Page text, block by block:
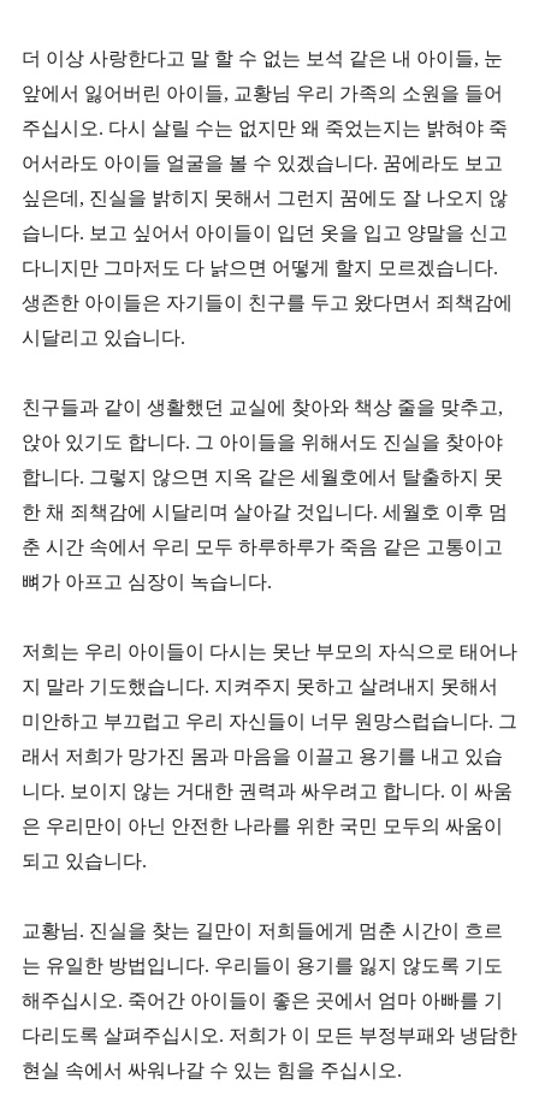
더 이상 사랑한다고 말 할 수 없는 보석 같은 내 아이들, 눈
앞에서 잃어버린 아이들, 교황님 우리 가족의 소원을 들어
주십시오. 다시 살릴 수는 없지만 왜 죽었는지는 밝혀야 죽
어서라도 아이들 얼굴을 볼 수 있겠습니다. 꿈에라도 보고
싶은데, 진실을 밝히지 못해서 그런지 꿈에도 잘 나오지 않
습니다. 보고 싶어서 아이들이 입던 옷을 입고 양말을 신고
다니지만 그마저도 다 낡으면 어떻게 할지 모르겠습니다.
생존한 아이들은 자기들이 친구를 두고 왔다면서 죄책감에
시달리고 있습니다.
친구들과 같이 생활했던 교실에 찾아와 책상 줄을 맞추고,
앉아 있기도 합니다. 그 아이들을 위해서도 진실을 찾아야
합니다. 그렇지 않으면 지옥 같은 세월호에서 탈출하지 못
한 채 죄책감에 시달리며 살아갈 것입니다. 세월호 이후 멈
춘 시간 속에서 우리 모두 하루하루가 죽음 같은 고통이고
뼈가 아프고 심장이 녹습니다.
저희는 우리 아이들이 다시는 못난 부모의 자식으로 태어나
지 말라 기도했습니다. 지켜주지 못하고 살려내지 못해서
미안하고 부끄럽고 우리 자신들이 너무 원망스럽습니다. 그
래서 저희가 망가진 몸과 마음을 이끌고 용기를 내고 있습
니다. 보이지 않는 거대한 권력과 싸우려고 합니다. 이 싸움
은 우리만이 아닌 안전한 나라를 위한 국민 모두의 싸움이
되고 있습니다.
교황님. 진실을 찾는 길만이 저희들에게 멈춘 시간이 흐르
는 유일한 방법입니다. 우리들이 용기를 잃지 않도록 기도
해주십시오. 죽어간 아이들이 좋은 곳에서 엄마 아빠를 기
다리도록 살펴주십시오. 저희가 이 모든 부정부패와 냉담한
현실 속에서 싸워나갈 수 있는 힘을 주십시오.